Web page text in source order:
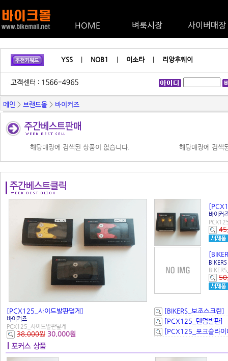
HOME 벼룩시장 사이버매장
YSS NOB1 이소타 리앙후웨이
메인 > 브랜드몰 > 바이커즈
해당매장에 검색된 상품이 없습니다. 해당매장에 검색
[PCX125_사이드발판덮게]
바이커즈
PCX125_사이드발판덮게
38,000원 30,000원
바이커
BIKERS
[BIKERS_보조스크린]
[PCX125_텐덤발판]
[PCX125_포크슬라